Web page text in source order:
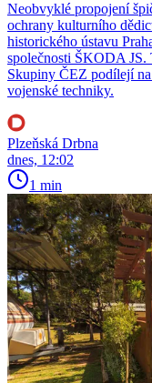
Neobvyklé propojení
ochrany kulturního
historického ústavu
společnosti ŠKODA
Skupiny ČEZ podílejí
vojenské techniky.
Plzeňská Drbna
dnes, 12:02
1 min